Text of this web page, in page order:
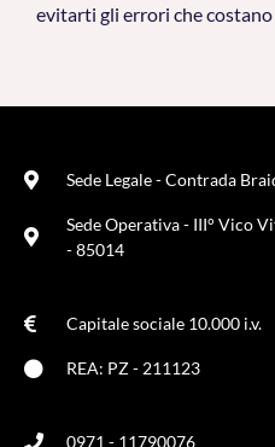
evitarti gli errori che costano
Sede Legale - Contrada
Sede Operativa - III° Vico
- 85014
Capitale sociale 10.000 i.v.
REA: PZ - 211123
0971 - 11790076